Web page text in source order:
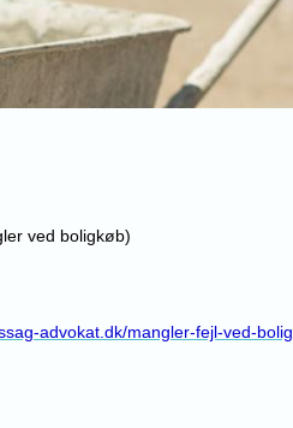
ved boligkøb)
advokat.dk/mangler-fejl-ved-bolig